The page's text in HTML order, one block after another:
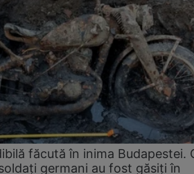
făcută în inima Budapestei.
germani au fost găsiți în